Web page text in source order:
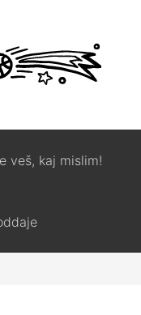
veš, kaj mislim!